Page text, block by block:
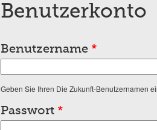
Benutzerkonto
Benutzername *
Geben Sie Ihren Die Zukunft-Benutzernamen
Passwort *